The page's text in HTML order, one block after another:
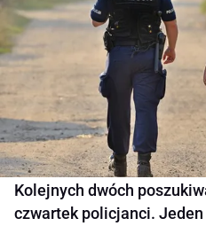
Kolejnych dwóch
czwartek policjanci.